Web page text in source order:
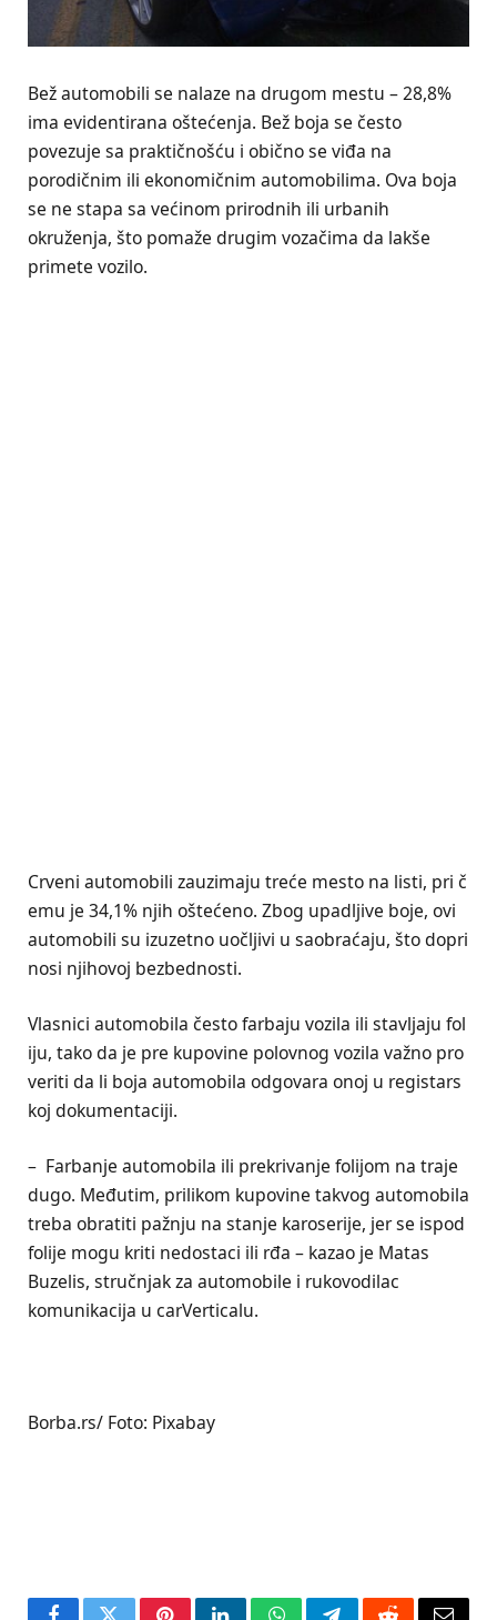
Bež automobili se nalaze na drugom mestu – 28,8%
ima evidentirana oštećenja. Bež boja se često
povezuje sa praktičnošću i obično se viđa na
porodičnim ili ekonomičnim automobilima. Ova boja
se ne stapa sa većinom prirodnih ili urbanih
okruženja, što pomaže drugim vozačima da lakše
primete vozilo.
Crveni automobili zauzimaju treće mesto na listi, pri č
emu je 34,1% njih oštećeno. Zbog upadljive boje, ovi
automobili su izuzetno uočljivi u saobraćaju, što dopri
nosi njihovoj bezbednosti.
Vlasnici automobila često farbaju vozila ili stavljaju fol
iju, tako da je pre kupovine polovnog vozila važno pro
veriti da li boja automobila odgovara onoj u registars
koj dokumentaciji.
– Farbanje automobila ili prekrivanje folijom na traje
dugo. Međutim, prilikom kupovine takvog automobila
treba obratiti pažnju na stanje karoserije, jer se ispod
folije mogu kriti nedostaci ili rđa – kazao je Matas
Buzelis, stručnjak za automobile i rukovodilac
komunikacija u carVerticalu.
Borba.rs/ Foto: Pixabay